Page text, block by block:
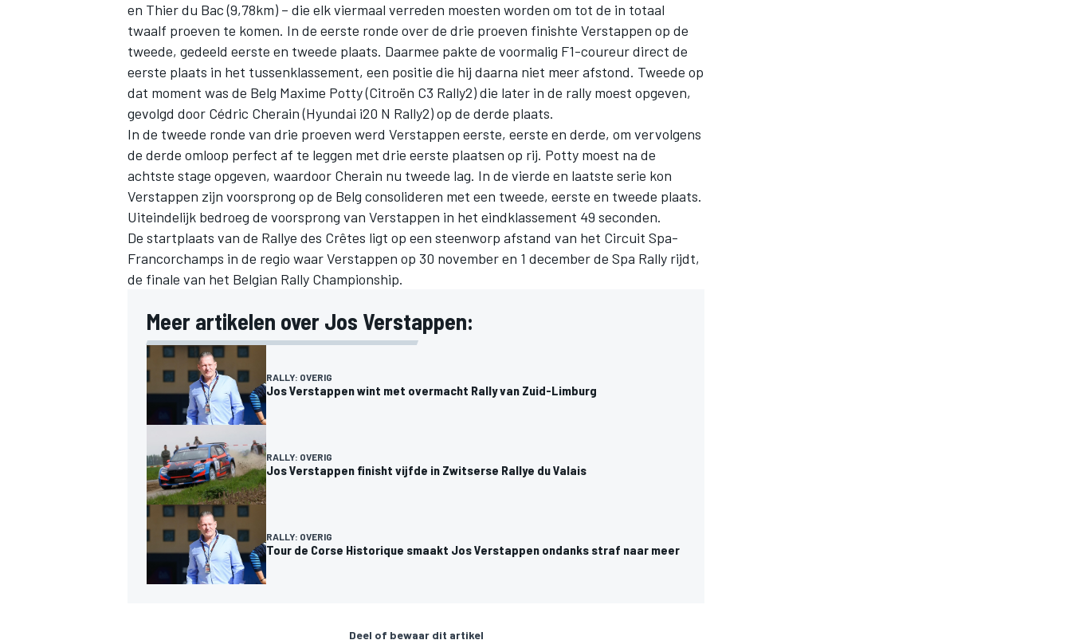
WEC DTM
en Thier du Bac (9,78km) – die elk viermaal verreden moesten worden om tot de in totaal
twaalf proeven te komen. In de eerste ronde over de drie proeven finishte Verstappen op de
tweede, gedeeld eerste en tweede plaats. Daarmee pakte de voormalig F1-coureur direct de
eerste plaats in het tussenklassement, een positie die hij daarna niet meer afstond. Tweede op
dat moment was de Belg Maxime Potty (Citroën C3 Rally2) die later in de rally moest opgeven,
gevolgd door Cédric Cherain (Hyundai i20 N Rally2) op de derde plaats.
In de tweede ronde van drie proeven werd Verstappen eerste, eerste en derde, om vervolgens
de derde omloop perfect af te leggen met drie eerste plaatsen op rij. Potty moest na de
achtste stage opgeven, waardoor Cherain nu tweede lag. In de vierde en laatste serie kon
Verstappen zijn voorsprong op de Belg consolideren met een tweede, eerste en tweede plaats.
Uiteindelijk bedroeg de voorsprong van Verstappen in het eindklassement 49 seconden.
De startplaats van de Rallye des Crêtes ligt op een steenworp afstand van het Circuit Spa-
Francorchamps in de regio waar Verstappen op 30 november en 1 december de Spa Rally rijdt,
de finale van het Belgian Rally Championship.
Meer artikelen over Jos Verstappen:
RALLY: OVERIG
Jos Verstappen wint met overmacht Rally van Zuid-Limburg
RALLY: OVERIG
Jos Verstappen finisht vijfde in Zwitserse Rallye du Valais
RALLY: OVERIG
Tour de Corse Historique smaakt Jos Verstappen ondanks straf naar meer
Deel of bewaar dit artikel